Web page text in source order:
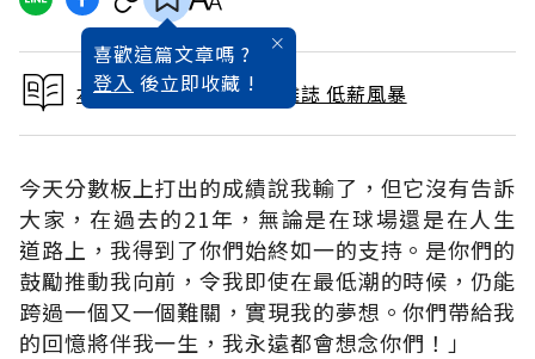
喜歡這篇文章嗎 ?
登入 後立即收藏 !
本文出自 2011 / 7月號雜誌 低薪風暴
今天分數板上打出的成績說我輸了，但它沒有告訴
大家，在過去的21年，無論是在球場還是在人生
道路上，我得到了你們始終如一的支持。是你們的
鼓勵推動我向前，令我即使在最低潮的時候，仍能
跨過一個又一個難關，實現我的夢想。你們帶給我
的回憶將伴我一生，我永遠都會想念你們！」